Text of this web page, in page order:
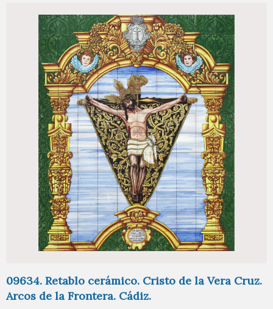
09634. Retablo cerámico. Cristo de la Vera Cruz.
Arcos de la Frontera. Cádiz.